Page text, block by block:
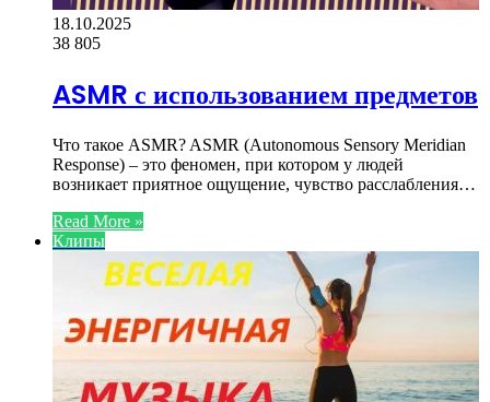
18.10.2025
38 805
ASMR с использованием предметов
Что такое ASMR? ASMR (Autonomous Sensory Meridian
Response) – это феномен, при котором у людей
возникает приятное ощущение, чувство расслабления…
Read More »
Клипы